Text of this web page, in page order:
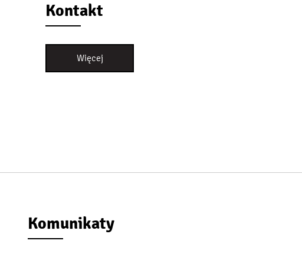
Kontakt
Więcej
Komunikaty